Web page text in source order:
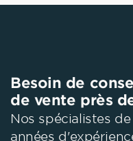
Besoin de
de vente près
Nos spécialistes
années